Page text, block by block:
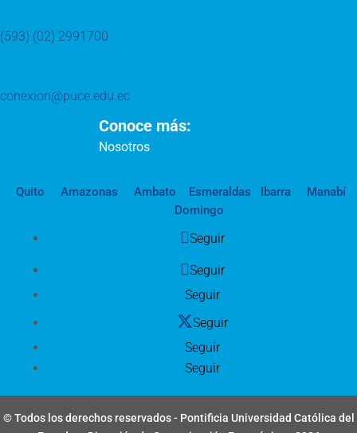
(593) (02) 2991700
conexion@puce.edu.ec
Conoce más:
Nosotros
Quito Amazonas Ambato Esmeraldas Ibarra
Manabí
Domingo
Seguir
Seguir
Seguir
Seguir
Seguir
Seguir
© Todos los derechos reservados - Pontificia Universidad Católica del